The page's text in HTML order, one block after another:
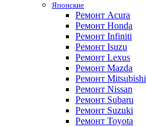
Японские
Ремонт Acura
Ремонт Honda
Ремонт Infiniti
Ремонт Isuzu
Ремонт Lexus
Ремонт Mazda
Ремонт Mitsubishi
Ремонт Nissan
Ремонт Subaru
Ремонт Suzuki
Ремонт Toyota